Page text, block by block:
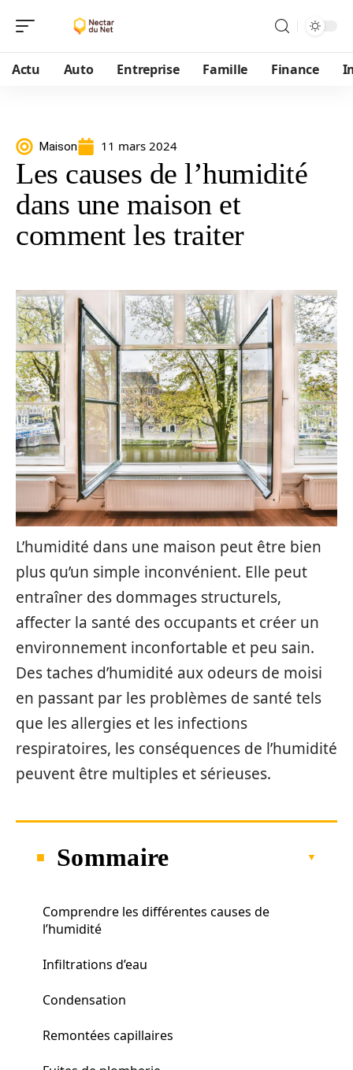
Actu Auto Entreprise Famille Finance
Maison 11 mars 2024
Les causes de l’humidité
dans une maison et
comment les traiter
L’humidité dans une maison peut être bien
plus qu’un simple inconvénient. Elle peut
entraîner des dommages structurels,
affecter la santé des occupants et créer un
environnement inconfortable et peu sain.
Des taches d’humidité aux odeurs de moisi
en passant par les problèmes de santé tels
que les allergies et les infections
respiratoires, les conséquences de l’humidité
peuvent être multiples et sérieuses.
Sommaire
Comprendre les différentes causes de
l’humidité
Infiltrations d’eau
Condensation
Remontées capillaires